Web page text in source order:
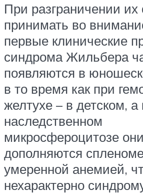
При разграничении их
принимать во
первые клинические
синдрома Жильбера
появляются в
в то время как при
желтухе – в детском, а
наследственном
микросфероцитозе они
дополняются
умеренной анемией,
нехарактерно